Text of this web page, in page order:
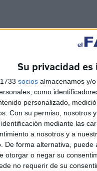
Su privacidad
socios almacenamos y/
como
personalizado,
Con su permiso, nosotros
mediante las
a nosotros y a
De forma alternativa,
otorgar o negar su
no requerir de su
los cientos de kilos
y empleaban la
y noche, han
la tarea de eliminar los